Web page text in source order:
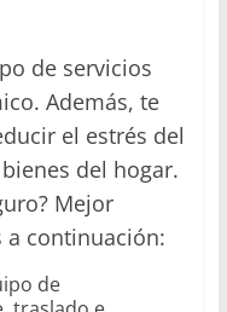
de servicios
Además, te
el estrés del
del hogar.
Mejor
a continuación:
de